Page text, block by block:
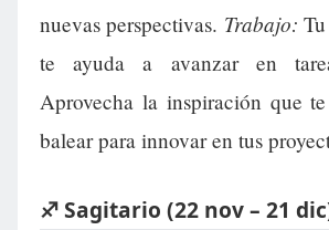
nuevas perspectivas. Trabajo:
te ayuda a avanzar en
Aprovecha la inspiración que
balear para innovar en tus
♐ Sagitario (22 nov – 21